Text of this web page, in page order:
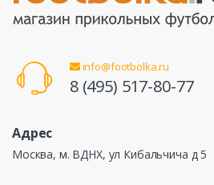
info@footbolka.ru
8 (495) 517-80-77
Адрес
Москва, м. ВДНХ, ул Кибальчича д 5